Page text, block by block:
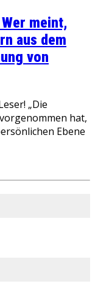
meint,
aus dem
von
„Die
hat,
Ebene